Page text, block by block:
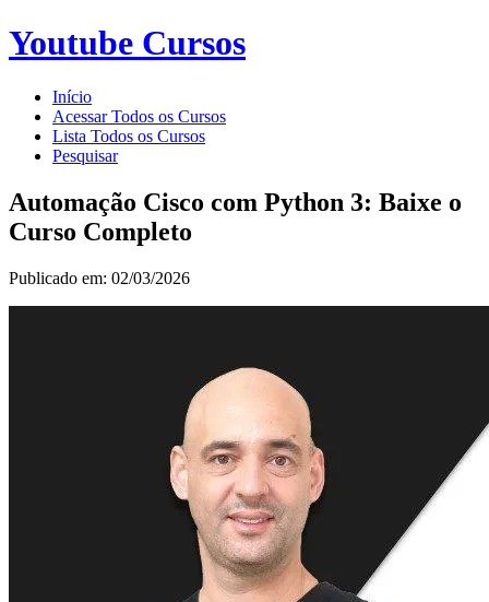
Youtube Cursos
Início
Acessar Todos os Cursos
Lista Todos os Cursos
Pesquisar
Automação Cisco com Python 3: Baixe o
Curso Completo
Publicado em: 02/03/2026